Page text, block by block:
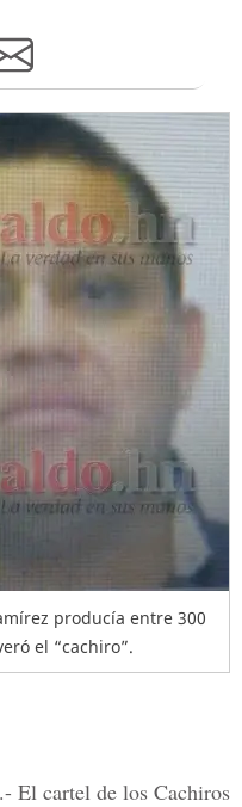
producía entre 300
el “cachiro”.
El cartel de los Cachiros